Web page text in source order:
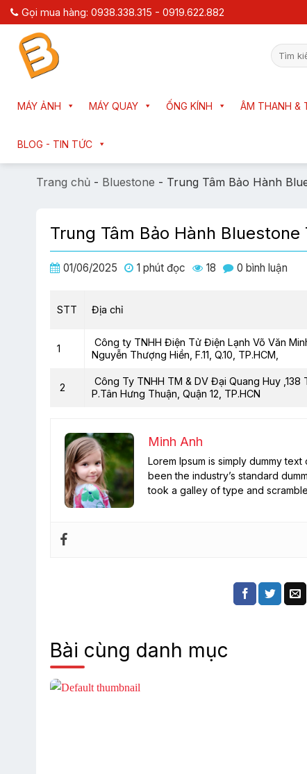
Chuyển
đến
dung
Gọi mua hàng: 0938.338.315 - 0919.622.882
Tìm
kiếm:
MÁY ẢNH MÁY QUAY ỐNG KÍNH ÂM THANH &
BLOG - TIN TỨC
Trang chủ - Bluestone - Trung Tâm Bảo Hành
Trung Tâm Bảo Hành Bluestone
01/06/2025 1 phút đọc 18 0 bình luận
STT Địa chỉ
1
Công ty TNHH Điện Tử Điện Lạnh Võ Văn
Nguyễn Thượng Hiền, F.11, Q.10, TP.HCM,
2
Công Ty TNHH TM & DV Đại Quang Huy ,138
P.Tân Hưng Thuận, Quận 12, TP.HCN
Minh Anh
Lorem Ipsum is simply dummy
been the industry’s standard
took a galley of type and
Bài cùng danh mục